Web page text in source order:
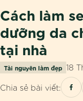
Cách làm
dưỡng da
tại nhà
Tài nguyên làm đẹp 18
Chia sẻ bài viết: